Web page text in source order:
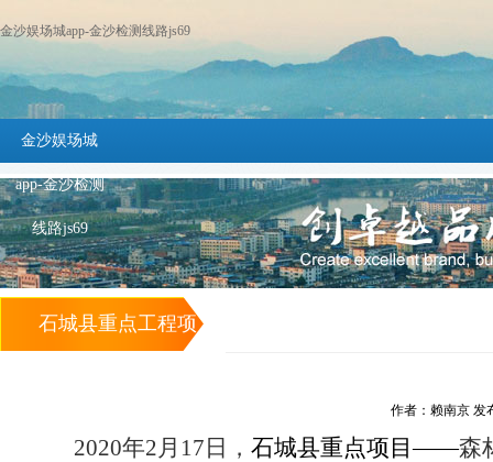
金沙娱场城app-金沙检测线路js69
金沙娱场城
app-金沙检测
线路js69
石城县重点工程项
式复工 -金沙娱场
作者：赖南京 发
2020年2月 17 日， 石城县重点项目——森